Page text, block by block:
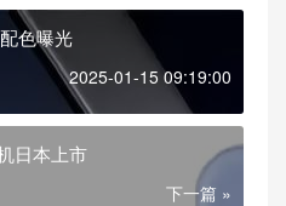
色曝光
2025-01-15 09:19:00
日本上市
下一篇 »